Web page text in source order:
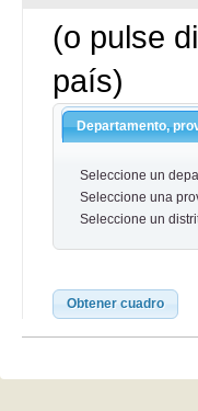
(o pulse
país)
Departamento,
Seleccione un
Seleccione una
Seleccione un
Obtener cuadro